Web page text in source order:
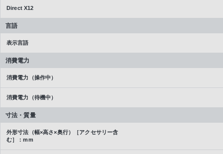
Direct X12
言語
表示言語
消費電力
消費電力（操作中）
消費電力（待機中）
寸法・質量
外形寸法（幅×高さ×奥行）［アクセサリー含
む］：mm